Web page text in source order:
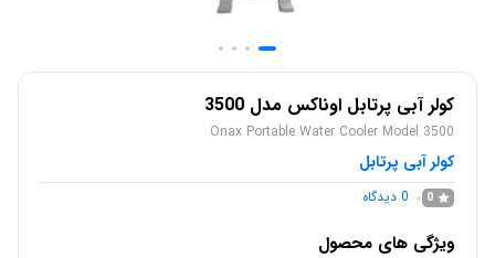
کولر آبی پرتابل اوناکس مدل 3500
Onax Portable Water Cooler Model 3500
کولر آبی پرتابل
0
0 دیدگاه
ویژگی های محصول